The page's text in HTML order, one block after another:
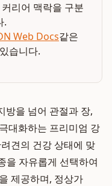
리어 맥락을 구분
.
Web Docs같은
습니다.
방을 넘어 관절과 장,
대화하는 프리미엄 강
견의 건강 상태에 맞
을 자유롭게 선택하여
제공하며, 정상가